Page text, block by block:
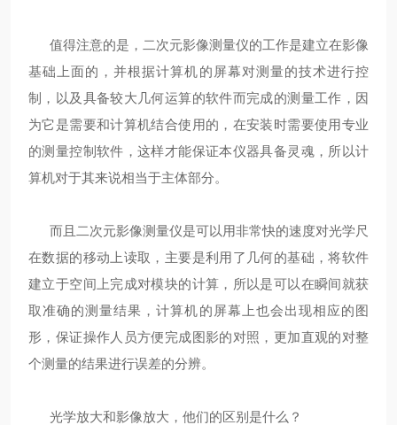
值得注意的是，二次元影像测量仪的工作是建立在影像
基础上面的，并根据计算机的屏幕对测量的技术进行控
制，以及具备较大几何运算的软件而完成的测量工作，因
为它是需要和计算机结合使用的，在安装时需要使用专业
的测量控制软件，这样才能保证本仪器具备灵魂，所以计
算机对于其来说相当于主体部分。
而且二次元影像测量仪是可以用非常快的速度对光学尺
在数据的移动上读取，主要是利用了几何的基础，将软件
建立于空间上完成对模块的计算，所以是可以在瞬间就获
取准确的测量结果，计算机的屏幕上也会出现相应的图
形，保证操作人员方便完成图影的对照，更加直观的对整
个测量的结果进行误差的分辨。
光学放大和影像放大，他们的区别是什么？